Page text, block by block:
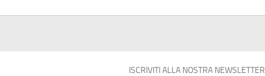
ISCRIVITI ALLA NOSTRA NEWSLETTER